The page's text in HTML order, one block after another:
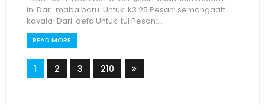
ini Dari: maba baru Untuk: k3 25 Pesan: semangaatt
kavala! Dari: defa Untuk: tul Pesan:...
READ MORE
1 2 3 210